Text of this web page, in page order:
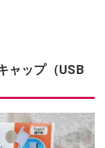
ャップ（USB